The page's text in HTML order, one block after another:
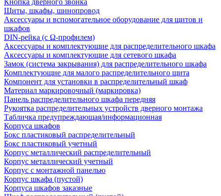
Кнопка дверного звонка
Щиты, шкафы, шинопровод
Аксессуары и вспомогательное оборудование для щитов и
шкафов
DIN-рейка (с Ω-профилем)
Аксессуары и комплектующие для распределительного шкафа
Аксессуары и комплектующие для сетевого шкафа
Замок (система закрывания) для распределительного шкафа
Комплектующие для малого распределительного щита
Компонент для установки в распределительный шкаф
Материал маркировочный (маркировка)
Панель распределительного шкафа передняя
Рукоятка распределительных устройств дверного монтажа
Табличка предупреждающая/информационная
Корпуса шкафов
Бокс пластиковый распределительный
Бокс пластиковый учетный
Корпус металлический распределительный
Корпус металлический учетный
Корпус с монтажной панелью
Корпус шкафа (пустой)
Корпуса шкафов заказные